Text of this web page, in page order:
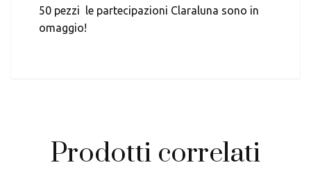
50 pezzi le partecipazioni Claraluna sono in
omaggio!
Prodotti correlati